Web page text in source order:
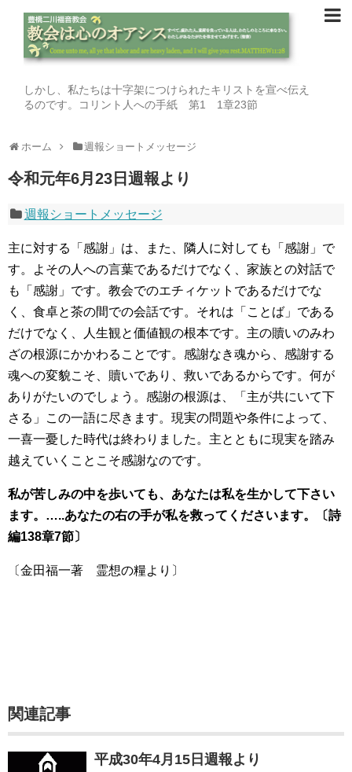
しかし、私たちは十字架につけられたキリストを宣べ伝え
るのです。コリント人への手紙 第1 1章23節
ホーム 週報ショートメッセージ
令和元年6月23日週報より
週報ショートメッセージ
主に対する「感謝」は、また、隣人に対しても「感謝」で
す。よその人への言葉であるだけでなく、家族との対話で
も「感謝」です。教会でのエチィケットであるだけでな
く、食卓と茶の間での会話です。それは「ことば」である
だけでなく、人生観と価値観の根本です。主の贖いのみわ
ざの根源にかかわることです。感謝なき魂から、感謝する
魂への変貌こそ、贖いであり、救いであるからです。何が
ありがたいのでしょう。感謝の根源は、「主が共にいて下
さる」この一語に尽きます。現実の問題や条件によって、
一喜一憂した時代は終わりました。主とともに現実を踏み
越えていくことこそ感謝なのです。
私が苦しみの中を歩いても、あなたは私を生かして下さい
ます。…..あなたの右の手が私を救ってくださいます。〔詩
編138章7節〕
〔金田福一著 霊想の糧より〕
関連記事
平成30年4月15日週報より